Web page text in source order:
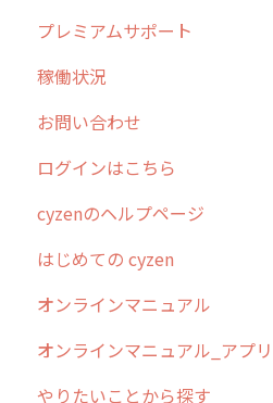
プレミアムサポート
稼働状況
お問い合わせ
ログインはこちら
cyzenのヘルプページ
はじめての cyzen
0. はじめてのcyzenの使い方
1. cyzenについて知ろう
2. 主要機能の概要
オンラインマニュアル
管理サイトの使い始め
ユーザー・グループ管理
オンラインマニュアル_アプリ
アプリの使い始め
やりたいことから探す